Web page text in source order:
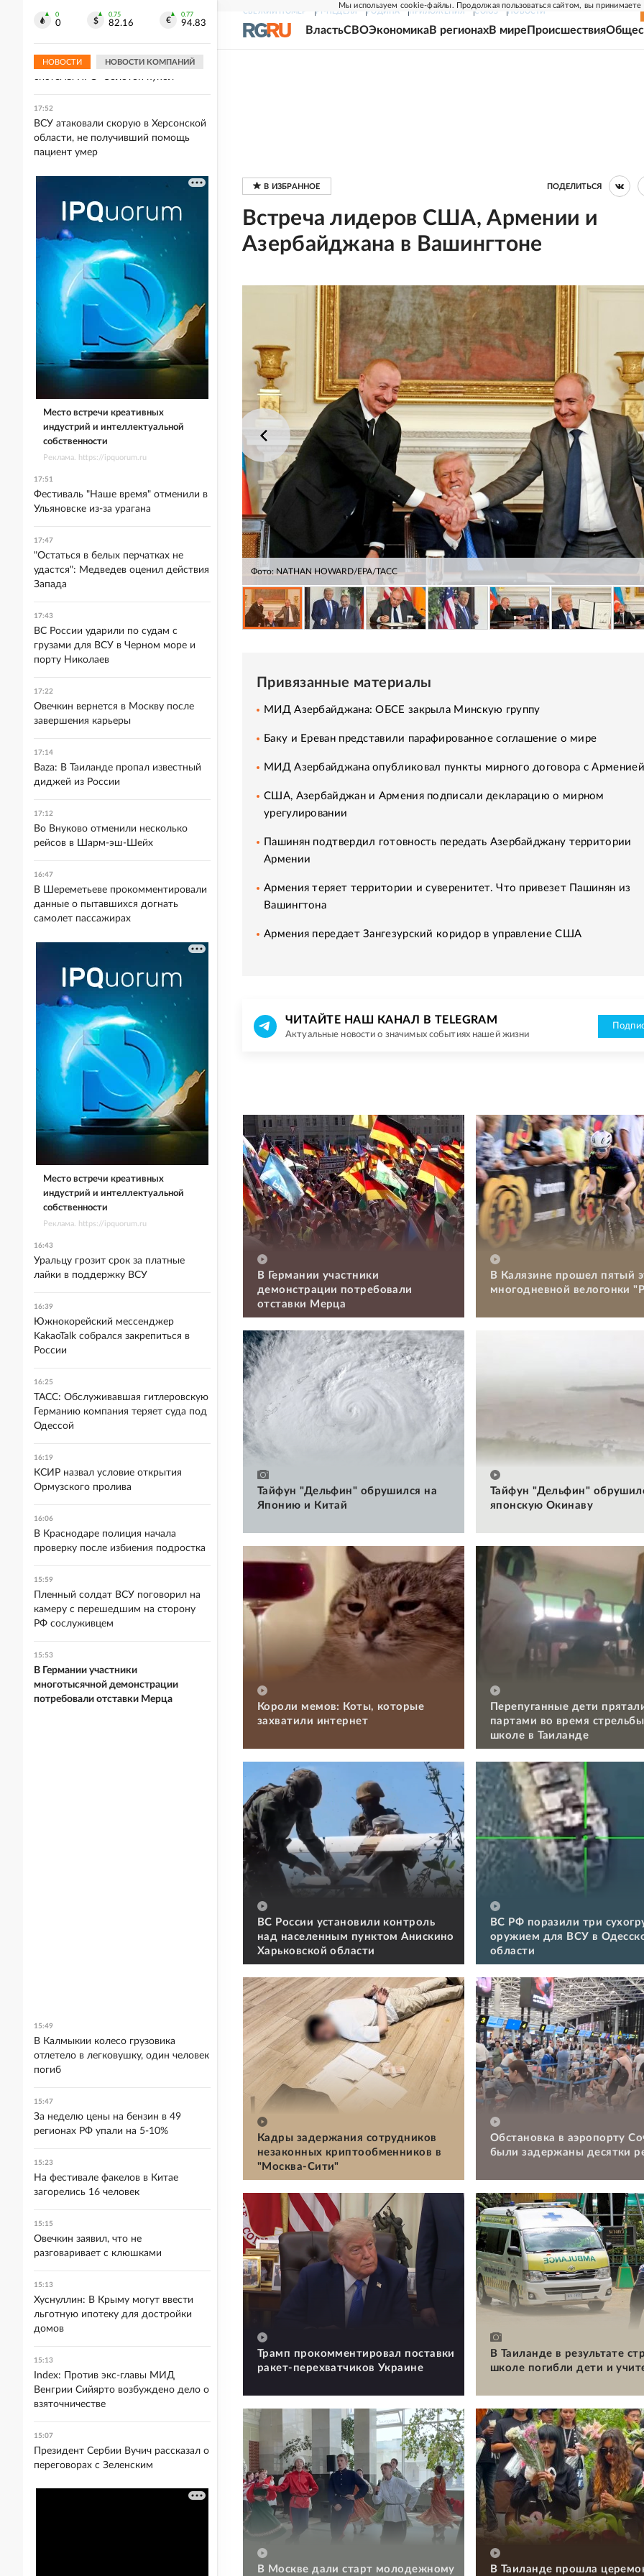
Мы используем cookie-файлы. Продолжая пользоваться сайтом, вы принимаете
СВЕЖИЙ НОМЕР РГ-НЕДЕЛЯ РОДИНА ПРИЛОЖЕНИЯ СОЮЗ НОВОСТИ
ВластьСВОЭкономикаВ регионахВ мире Происшествия
ПОДЕЛИТЬСЯ
Встреча лидеров США, Армении и
Азербайджана в Вашингтоне
Фото: NATHAN HOWARD/EPA/ТАСС
Привязанные материалы
МИД Азербайджана: ОБСЕ закрыла Минскую группу
Баку и Ереван представили парафированное соглашение о мире
МИД Азербайджана опубликовал пункты мирного договора с Арменией
США, Азербайджан и Армения подписали декларацию о мирном
урегулировании
Пашинян подтвердил готовность передать Азербайджану территории
Армении
Армения теряет территории и суверенитет. Что привезет Пашинян из
Вашингтона
Армения передает Зангезурский коридор в управление США
ЧИТАЙТЕ НАШ КАНАЛ В TELEGRAM
Актуальные новости о значимых событиях нашей жизни
В Германии участники
демонстрации потребовали
отставки Мерца
В Калязине прошел пятый
многодневной велогонки
Тайфун "Дельфин" обрушился на
Японию и Китай
Тайфун "Дельфин"
японскую Окинаву
Короли мемов: Коты, которые
захватили интернет
Перепуганные дети
партами во время
школе в Таиланде
ВС России установили контроль
над населенным пунктом Анискино
Харьковской области
ВС РФ поразили три
оружием для ВСУ в
области
Кадры задержания сотрудников
незаконных криптообменников в
"Москва-Сити"
Обстановка в аэропорту
были задержаны десятки
Трамп прокомментировал поставки
ракет-перехватчиков Украине
В Таиланде в результате
школе погибли дети и
В Москве дали старт молодежному В Таиланде прошла
0
0
0.75
82.16
0.77
94.83
НОВОСТИ НОВОСТИ КОМПАНИЙ
грозящем Украине дефиците воды
Пентагон ускорил испытания
системы ПРО "Золотой купол"
17:52
ВСУ атаковали скорую в Херсонской
области, не получивший помощь
пациент умер
Место встречи креативных
индустрий и интеллектуальной
собственности
Реклама. https://ipquorum.ru
17:51
Фестиваль "Наше время" отменили в
Ульяновске из-за урагана
17:47
"Остаться в белых перчатках не
удастся": Медведев оценил действия
Запада
17:43
ВС России ударили по судам с
грузами для ВСУ в Черном море и
порту Николаев
17:22
Овечкин вернется в Москву после
завершения карьеры
17:14
Baza: В Таиланде пропал известный
диджей из России
17:12
Во Внуково отменили несколько
рейсов в Шарм-эш-Шейх
16:47
В Шереметьеве прокомментировали
данные о пытавшихся догнать
самолет пассажирах
Место встречи креативных
индустрий и интеллектуальной
собственности
Реклама. https://ipquorum.ru
16:43
Уральцу грозит срок за платные
лайки в поддержку ВСУ
16:39
Южнокорейский мессенджер
KakaoTalk собрался закрепиться в
России
16:25
ТАСС: Обслуживавшая гитлеровскую
Германию компания теряет суда под
Одессой
16:19
КСИР назвал условие открытия
Ормузского пролива
16:06
В Краснодаре полиция начала
проверку после избиения подростка
15:59
Пленный солдат ВСУ поговорил на
камеру с перешедшим на сторону
РФ сослуживцем
15:53
В Германии участники
многотысячной демонстрации
потребовали отставки Мерца
15:49
В Калмыкии колесо грузовика
отлетело в легковушку, один человек
погиб
15:47
За неделю цены на бензин в 49
регионах РФ упали на 5-10%
15:23
На фестивале факелов в Китае
загорелись 16 человек
15:15
Овечкин заявил, что не
разговаривает с клюшками
15:13
Хуснуллин: В Крыму могут ввести
льготную ипотеку для достройки
домов
15:13
Index: Против экс-главы МИД
Венгрии Сийярто возбуждено дело о
взяточничестве
15:07
Президент Сербии Вучич рассказал о
переговорах с Зеленским